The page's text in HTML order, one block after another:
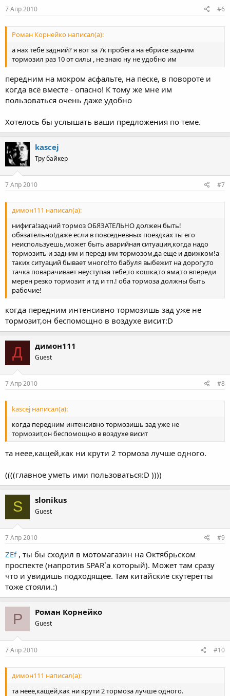
7 Апр 2010 #6
Роман Корнейко написал(а):
а нах тебе задний? я вот за 7к пробега на ебрике задним
тормозил раз 10 от силы , не знаю ну не удобно им
передним на мокром асфальте, на песке, в повороте и
когда всё вместе - опасно! К тому же мне им
пользоваться очень даже удобно
Хотелось бы услышать ваши предложения по теме.
kascej
Тру байкер
7 Апр 2010 #7
димон111 написал(а):
нифига!задний тормоз ОБЯЗАТЕЛЬНО должен быть!
обязательно!даже если в повседневных поездках ты его
неиспользуешь,может быть аварийная ситуация,когда надо
тормозить и задним и передним тормозом,да еще и движком!а
таких ситуаций бывает много!то бабуля выбежит на дорогу,то
тачка поварачивает неуступая тебе,то кошка,то яма,то впереди
мерен резко тормозит и тд и тп.! оба тормоза должны быть
рабочие!
когда передним интенсивно тормозишь зад уже не
тормозит,он беспомощно в воздухе висит:D
Д димон111
Guest
7 Апр 2010 #8
kascej написал(а):
когда передним интенсивно тормозишь зад уже не
тормозит,он беспомощно в воздухе висит
та неее,кащей,как ни крути 2 тормоза лучше одного.
((((главное уметь ими пользоваться:D ))))
S slonikus
Guest
7 Апр 2010 #9
ZEf, ты бы сходил в мотомагазин на Октябрьском
проспекте (напротив SPAR`a который). Может там сразу
что и увидишь подходящее. Там китайские скутеретты
тоже стояли.:)
Р Роман Корнейко
Guest
7 Апр 2010 #10
димон111 написал(а):
та неее,кащей,как ни крути 2 тормоза лучше одного.